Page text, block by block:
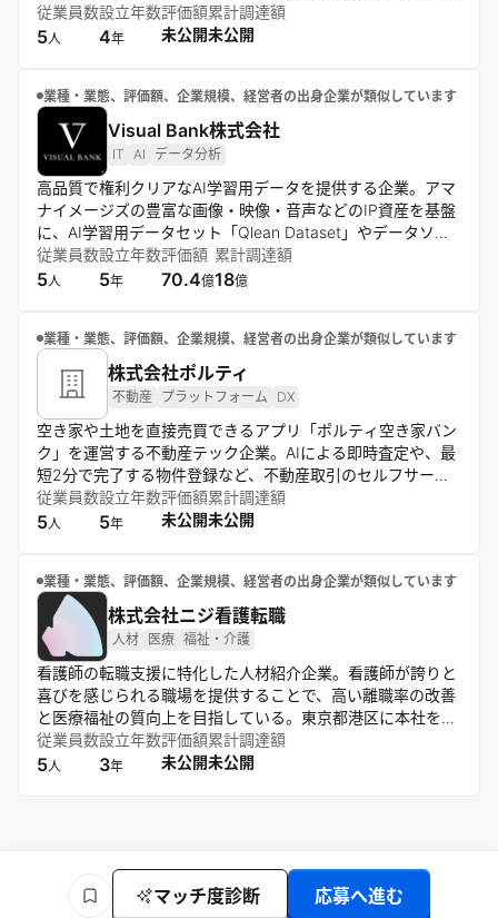
とコンサルティング支援を軸に、求職者と企業のニーズを高
い精度で結び付け、社会的な人手不足の解消と成長機会創出
従業員数
5人
設立年数
4年
評価額
未公開
累計調達額
未公開
業種・業態、評価額、企業規模、経営者の出身企業が類似しています
Visual Bank株式会社
IT AI データ分析
高品質で権利クリアなAI学習用データを提供する企業。アマ
ナイメージズの豊富な画像・映像・音声などのIP資産を基盤
に、AI学習用データセット「Qlean Dataset」やデータソリ
ューションを展開。データ収集からアノテーション、権利処
理まで一貫対応し、研究機関や企業のAI開発を支援する。“あ
従業員数
5人
設立年数
5年
評価額
70.4億
累計調達額
18億
業種・業態、評価額、企業規模、経営者の出身企業が類似しています
株式会社ポルティ
不動産 プラットフォーム DX
空き家や土地を直接売買できるアプリ「ポルティ空き家バン
ク」を運営する不動産テック企業。AIによる即時査定や、最
短2分で完了する物件登録など、不動産取引のセルフサービ
ス化とデジタル化を推進しているのが特徴。宅建士によるサ
ポート体制も備え、透明性が高く安心な取引環境を提供。テ
従業員数
5人
設立年数
5年
評価額
未公開
累計調達額
未公開
業種・業態、評価額、企業規模、経営者の出身企業が類似しています
株式会社ニジ看護転職
人材 医療 福祉・介護
看護師の転職支援に特化した人材紹介企業。看護師が誇りと
喜びを感じられる職場を提供することで、高い離職率の改善
と医療福祉の質向上を目指している。東京都港区に本社を置
き、有料職業紹介事業者として「ニジ看護転職」サービスを
運営。キャリアアドバイザーが両面型エージェントとして求
従業員数
5人
設立年数
3年
評価額
未公開
累計調達額
未公開
マッチ度診断 応募へ進む